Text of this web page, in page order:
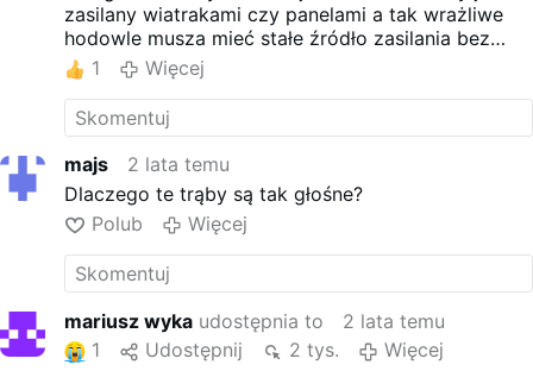
zasilany wiatrakami czy panelami a tak wrażliwe
hodowle musza mieć stałe źródło zasilania bez
wahań "mocy". Chyba, że to będzie elektrownia
wodna.
1 Więcej
majs
2 lata temu
Dlaczego te trąby są tak głośne?
Polub
Więcej
mariusz wyka udostępnia to
2 lata temu
1
Udostępnij 2 tys. Więcej